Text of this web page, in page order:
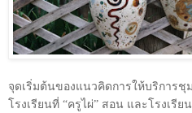
จุดเริ่มต้นของแนวคิดการให้บริการชุ
โรงเรียนที่ “ครูไผ่” สอน และโรงเรี